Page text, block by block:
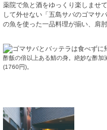
薬院で魚と酒をゆっくり楽しませ
して外せない「五島サバのゴマサ
の魚を使った一品料理が揃い、肩
酢飯の倍以上ある鯖の身。絶妙な酢加
(1760円)。